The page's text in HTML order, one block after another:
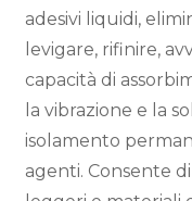
adesivi liquidi,
levigare, rifinire,
capacità di
la vibrazione e la
isolamento
agenti. Consente